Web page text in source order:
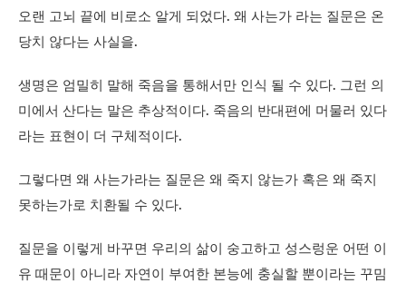
오랜 고뇌 끝에 비로소 알게 되었다. 왜 사는가 라는 질문은 온
당치 않다는 사실을.
생명은 엄밀히 말해 죽음을 통해서만 인식 될 수 있다. 그런 의
미에서 산다는 말은 추상적이다. 죽음의 반대편에 머물러 있다
라는 표현이 더 구체적이다.
그렇다면 왜 사는가라는 질문은 왜 죽지 않는가 혹은 왜 죽지
못하는가로 치환될 수 있다.
질문을 이렇게 바꾸면 우리의 삶이 숭고하고 성스렁운 어떤 이
유 때문이 아니라 자연이 부여한 본능에 충실할 뿐이라는 꾸밈